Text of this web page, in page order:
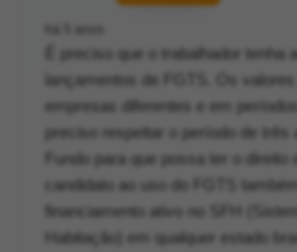
há 5 anos
É preciso que o trabalhador tenha
lançamentos de FGTS. Os
empresas diferentes e em
preciso respeitar o período de três
Fundo para que possa ter o direito
candidato ao uso do FGTS
financiamento ativo no SFH
Habitação) em qualquer estado